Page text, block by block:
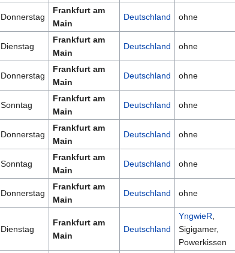
Donnerstag
Frankfurt am
Main
Deutschland ohne
Dienstag
Frankfurt am
Main
Deutschland ohne
Donnerstag
Frankfurt am
Main
Deutschland ohne
Sonntag
Frankfurt am
Main
Deutschland ohne
Donnerstag
Frankfurt am
Main
Deutschland ohne
Sonntag
Frankfurt am
Main
Deutschland ohne
Donnerstag
Frankfurt am
Main
Deutschland ohne
Dienstag
Frankfurt am
Main
Deutschland
YngwieR,
Sigigamer,
Powerkissen